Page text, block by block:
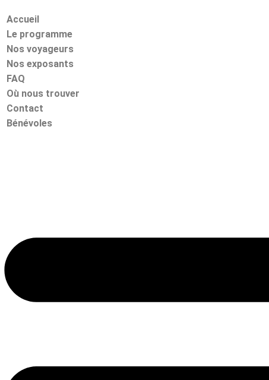
Accueil
Le programme
Nos voyageurs
Nos exposants
FAQ
Où nous trouver
Contact
Bénévoles